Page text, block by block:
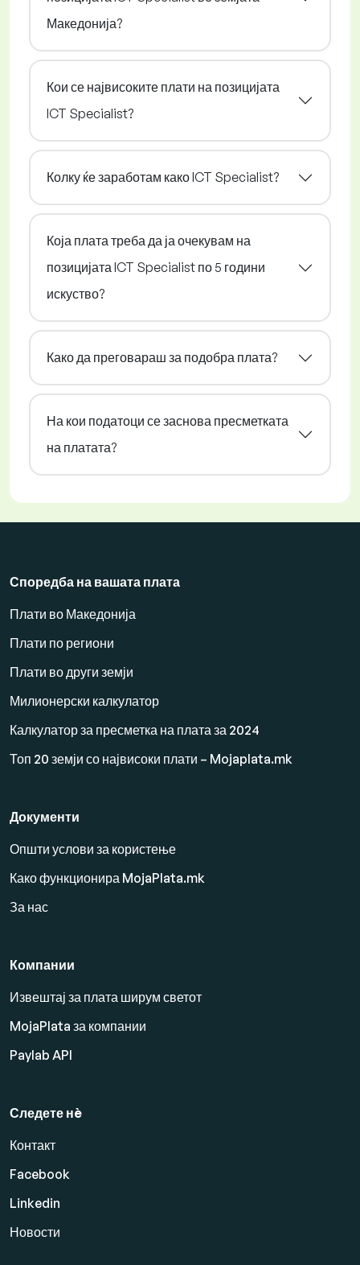
Македонија?
Кои се највисоките плати на позицијата
ICT Specialist?
Колку ќе заработам како ICT Specialist?
Која плата треба да ја очекувам на
позицијата ICT Specialist по 5 години
искуство?
Како да преговараш за подобра плата?
На кои податоци се заснова пресметката
на платата?
Споредба на вашата плата
Плати во Македонија
Плати по региони
Плати во други земји
Милионерски калкулатор
Калкулатор за пресметка на плата за 2024
Топ 20 земји со највисоки плати – Mojaplata.mk
Документи
Општи услови за користење
Како функционира MojaPlata.mk
За нас
Компании
Извештај за плата ширум светот
MojaPlata за компании
Paylab API
Следете нè
Контакт
Facebook
Linkedin
Новости